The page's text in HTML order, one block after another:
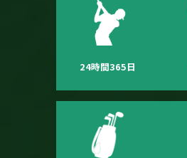
24時間365日